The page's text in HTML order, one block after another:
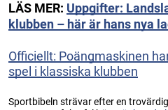
LÄS MER: Uppgifter:
klubben – här är hans nya
Officiellt: Poängmaskinen
spel i klassiska klubben
Sportbibeln strävar efter en